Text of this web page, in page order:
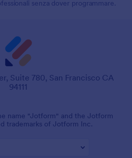
senza dover programmare.
Suite 780, San Francisco CA
94111
name "Jotform" and the Jotform
trademarks of Jotform Inc.